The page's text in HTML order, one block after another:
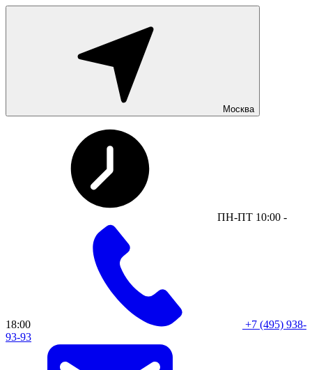
Москва
ПН-ПТ 10:00 -
18:00
+7 (495) 938-
93-93